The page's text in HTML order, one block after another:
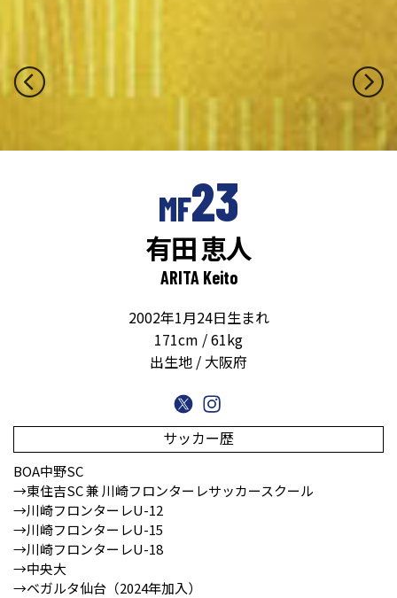
MF23
有田 恵人
ARITA Keito
2002年1月24日生まれ
171cm / 61kg
出生地 / 大阪府
サッカー歴
BOA中野SC
→東住吉SC 兼 川崎フロンターレサッカースクール
→川崎フロンターレU-12
→川崎フロンターレU-15
→川崎フロンターレU-18
→中央大
→ベガルタ仙台（2024年加入）